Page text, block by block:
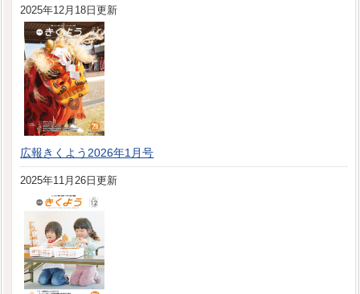
2025年12月18日更新
広報きくよう2026年1月号
2025年11月26日更新